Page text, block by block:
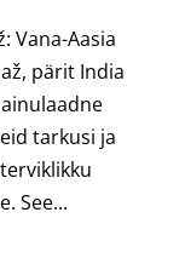
Vana-Aasia
pärit India
tarkusi ja
See...